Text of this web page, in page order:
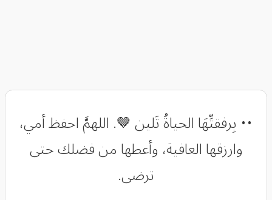
•• بِرفقتِّهَا الحياةُ تَلين 🤎. اللهمَّ احفظ أمي،
وارزقها العافية، وأعطها من فضلك حتى
ترضى.